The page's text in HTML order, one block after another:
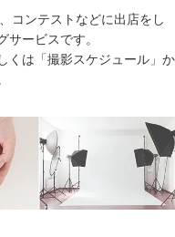
コンテストなどに出店をし
ービスです。
くは「撮影スケジュール」か